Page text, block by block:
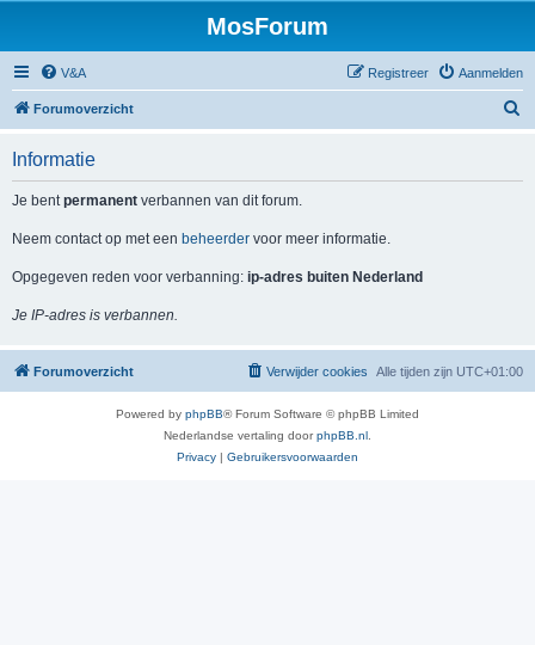
MosForum
V&A Aanmelden
Registreer
Forumoverzicht
Informatie
Je bentpermanent verbannen van dit forum.
Neem contact op met een beheerder voor meer informatie.
Opgegeven reden voor verbanning: ip-adres buiten Nederland
Je IP-adres is verbannen.
Forumoverzicht Alle tijden zijn UTC+01:00
Verwijder cookies
Powered by phpBB® Forum Software © phpBB Limited
Nederlandse vertaling doorphpBB.nl
Privacy | Gebruikersvoorwaarden